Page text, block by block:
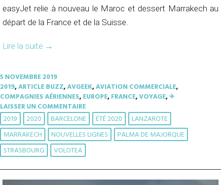
easyJet relie à nouveau le Maroc et dessert Marrakech au
départ de la France et de la Suisse.
Lire la suite →
5 NOVEMBRE 2019
2019,ARTICLE BUZZ,AVGEEK,AVIATION COMMERCIALE,
COMPAGNIES AÉRIENNES,EUROPE,FRANCE,VOYAGE,✈︎
LAISSER UN COMMENTAIRE
2019 2020 BARCELONE ÉTÉ 2020
LANZAROTE
MARRAKECH
NOUVELLES LIGNES
PALMA DE MAJORQUE
STRASBOURG
VOLOTEA